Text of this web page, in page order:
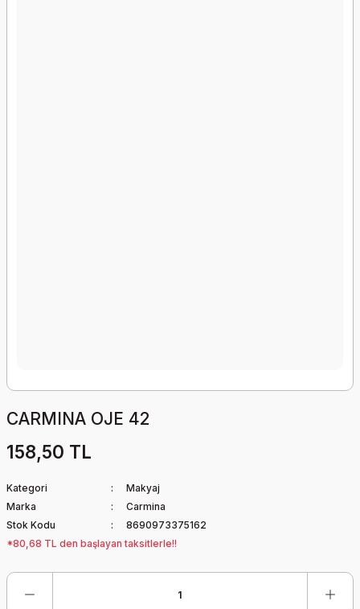
CARMINA OJE 42
158,50 TL
Kategori
Makyaj
Marka
Carmina
Stok Kodu
8690973375162
*80,68 TL den başlayan taksitlerle!!